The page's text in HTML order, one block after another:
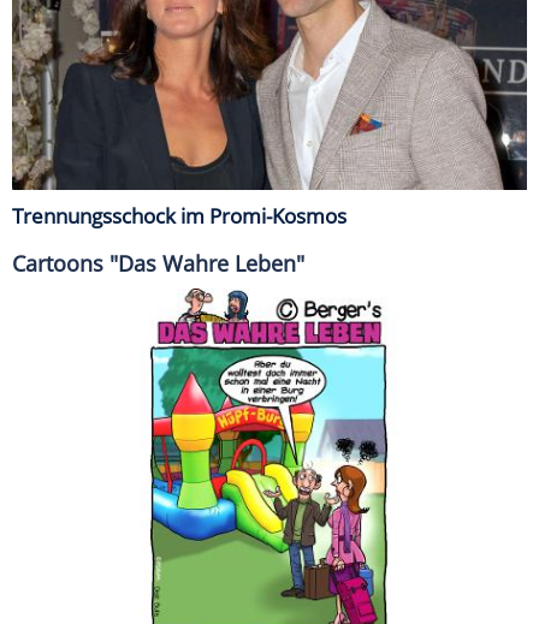
Trennungsschock im Promi-Kosmos
Cartoons "Das Wahre Leben"